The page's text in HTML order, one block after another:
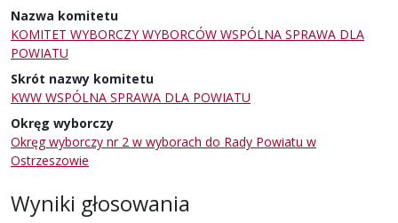
Nazwa komitetu
KOMITET WYBORCZY WYBORCÓW WSPÓLNA SPRAWA DLA
POWIATU
Skrót nazwy komitetu
KWW WSPÓLNA SPRAWA DLA POWIATU
Okręg wyborczy
Okręg wyborczy nr 2 w wyborach do Rady Powiatu w
Ostrzeszowie
Wyniki głosowania